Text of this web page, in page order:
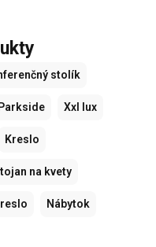
stolík
Parkside Xxl lux
Kreslo
na kvety
Nábytok